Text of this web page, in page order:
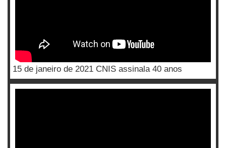
15 de janeiro de 2021 CNIS assinala 40 anos